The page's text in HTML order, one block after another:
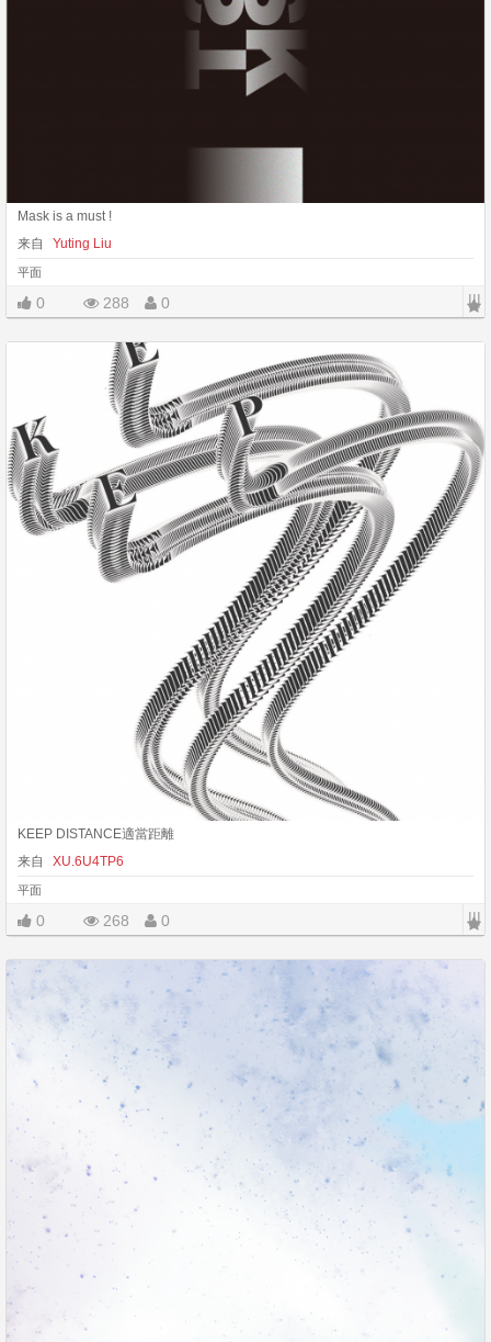
Mask is a must !
来自
Yuting Liu
平面
0 288 0 |||
KEEP DISTANCE適當距離
来自
XU.6U4TP6
平面
0 268 0 |||